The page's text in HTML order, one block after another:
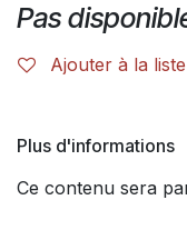
Pas
Ajouter à la
Plus d'informations
Ce contenu sera